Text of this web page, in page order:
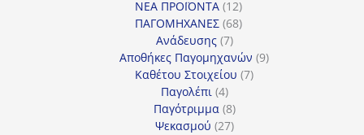
προϊόντα
ΝΕΑ ΠΡΟΪΟΝΤΑ 1212
προϊόντα
ΠΑΓΟΜΗΧΑΝΕΣ 6868
Ανάδευσης 77
προϊόντα
Αποθήκες Παγομηχανών 99
Καθέτου Στοιχείου 77
Παγολέπι 44
προϊόντα
Παγότριμμα 88
προϊόντα
Ψεκασμού 2727